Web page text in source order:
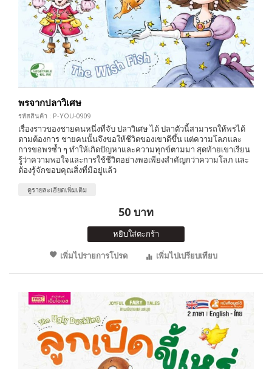
พรจากปลาวิเศษ
รหัสสินค้า : P-YOU-0909
เรื่องราวของชายคนหนึ่งที่จับ ปลาวิเศษ ได้ ปลาตัวนี้สามารถให้พรได้
ตามต้องการ ชายคนนั้นจึงขอให้ชีวิตของเขาดีขึ้น แต่ความโลภและ
การขอพรซ้ำ ๆ ทำให้เกิดปัญหาและความทุกข์ตามมา สุดท้ายเขาเรียน
รู้ว่าความพอใจและการใช้ชีวิตอย่างพอเพียงสำคัญกว่าความโลภ และ
ต้องรู้จักขอบคุณสิ่งที่มีอยู่แล้ว
ดูรายละเอียดเพิ่มเติม
50 บาท
หยิบใส่ตะกร้า
เพิ่มไปรายการโปรด
เพิ่มไปเปรียบเทียบ